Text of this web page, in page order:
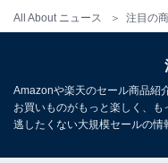
All About ニュース 注目の
チェックイン：15:00
チェックアウト：10:00
※プランにより時間が
※掲載されている情報
じめご了承ください。
また、記事中の宿泊プ
Amazonや楽天のセール商品紹
お買いものがもっと楽しく、
逃したくない大規模セールの情